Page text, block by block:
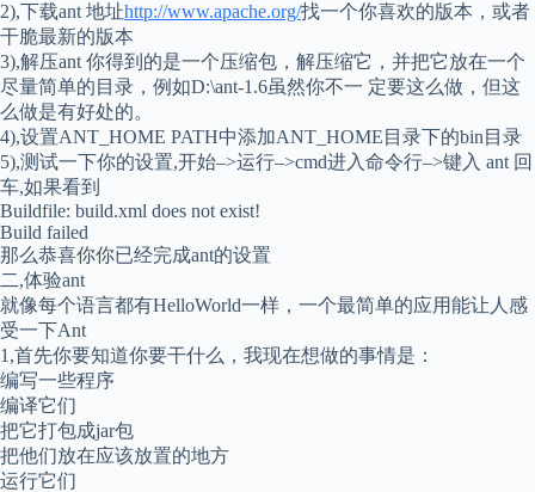
2),下载ant 地址http://www.apache.org/找一个你喜欢的版本，或者
干脆最新的版本
3),解压ant 你得到的是一个压缩包，解压缩它，并把它放在一个
尽量简单的目录，例如D:\ant-1.6虽然你不一 定要这么做，但这
么做是有好处的。
4),设置ANT_HOME PATH中添加ANT_HOME目录下的bin目录
5),测试一下你的设置,开始–>运行–>cmd进入命令行–>键入 ant 回
车,如果看到
Buildfile: build.xml does not exist!
Build failed
那么恭喜你你已经完成ant的设置
二,体验ant
就像每个语言都有HelloWorld一样，一个最简单的应用能让人感
受一下Ant
1,首先你要知道你要干什么，我现在想做的事情是：
编写一些程序
编译它们
把它打包成jar包
把他们放在应该放置的地方
运行它们